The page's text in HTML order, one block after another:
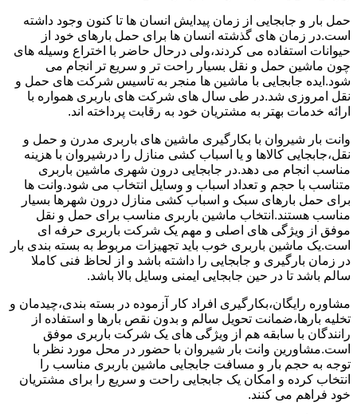
حمل بار و جابجایی از زمان پیدایش انسان ها تا کنون وجود داشته
است.در زمان های گذشته انسان ها برای حمل بارهای خود از
حیوانات استفاده می کردند،ولی درحال حاضر با اختراع وسیله های
چون ماشین حمل و نقل بسیار راحت تر و سریع تر انجام می
شود.ایده جابجایی با ماشین ها منجر به تاسیس شرکت های حمل و
نقل امروزی شد.در طی سال های شرکت های باربری همواره با
ارائه خدمات بهتر به مشتریان خود به رقابت پرداخته اند.
وانت بار شیروان با بکارگیری ماشین های باربری مدرن و حمل و
نقل،جابجایی کالاها و یا اسباب کشی منازل را درشیروان با هزینه
مناسب انجام می دهد.در جابجایی درون شهری ماشین باربری
متناسب با حجم و تعداد اسباب و وسایل انتخاب می شود.وانت ها
برای حمل بارهای سبک و اسباب کشی منازل درون شهرها بسیار
مناسب هستند.انتخاب ماشین باربری مناسب برای حمل و نقل
موفق از ویژگی های اصلی و مهم یک شرکت باربری حرفه ای
است.یک ماشین باربری خوب باید تجهیزات مربوط به بسته بندی بار
در زمان بارگیری و جابجایی را داشته باشد و از لحاظ فنی کاملا
سالم باشد تا در حین جابجایی ایمنی وسایل بالا باشد.
مشاوره رایگان،بکارگیری افراد کار آزموده در بسته بندی،چیدمان و
تخلیه بارها،ضمانت تحویل سالم و بدون نقص بارها و استفاده از
رانندگان با سابقه هم از ویژگی های یک شرکت باربری موفق
است.مشاورین وانت بار شیروان با حضور در محل مورد نظر با
توجه به حجم بار و مسافت جابجایی ماشین باربری مناسب را
انتخاب کرده و امکان یک جابجایی راحت و سریع را برای مشتریان
خود فراهم می کنند.